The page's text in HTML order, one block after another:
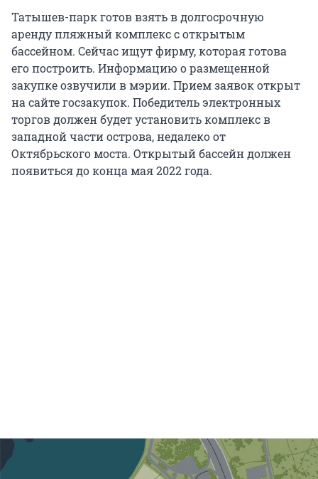
Татышев-парк готов взять в долгосрочную
аренду пляжный комплекс с открытым
бассейном. Сейчас ищут фирму, которая готова
его построить. Информацию о размещенной
закупке озвучили в мэрии. Прием заявок открыт
на сайте госзакупок. Победитель электронных
торгов должен будет установить комплекс в
западной части острова, недалеко от
Октябрьского моста. Открытый бассейн должен
появиться до конца мая 2022 года.